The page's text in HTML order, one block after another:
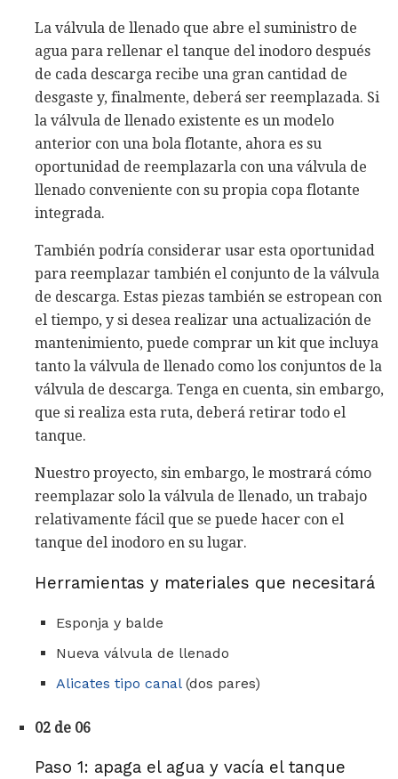
La válvula de llenado que abre el suministro de
agua para rellenar el tanque del inodoro después
de cada descarga recibe una gran cantidad de
desgaste y, finalmente, deberá ser reemplazada. Si
la válvula de llenado existente es un modelo
anterior con una bola flotante, ahora es su
oportunidad de reemplazarla con una válvula de
llenado conveniente con su propia copa flotante
integrada.
También podría considerar usar esta oportunidad
para reemplazar también el conjunto de la válvula
de descarga. Estas piezas también se estropean con
el tiempo, y si desea realizar una actualización de
mantenimiento, puede comprar un kit que incluya
tanto la válvula de llenado como los conjuntos de la
válvula de descarga. Tenga en cuenta, sin embargo,
que si realiza esta ruta, deberá retirar todo el
tanque.
Nuestro proyecto, sin embargo, le mostrará cómo
reemplazar solo la válvula de llenado, un trabajo
relativamente fácil que se puede hacer con el
tanque del inodoro en su lugar.
Herramientas y materiales que necesitará
Esponja y balde
Nueva válvula de llenado
Alicates tipo canal(dos pares)
02 de 06
Paso 1: apaga el agua y vacía el tanque